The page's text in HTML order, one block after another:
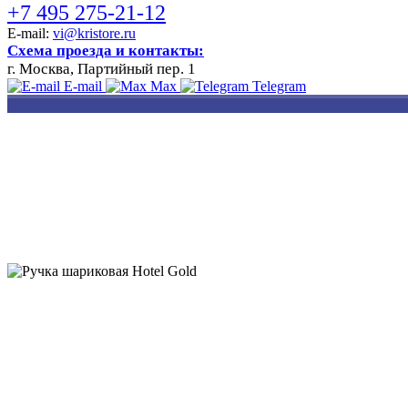
+7 495 275-21-12
E-mail: vi@kristore.ru
Схема проезда и контакты:
г. Москва, Партийный пер. 1
E-mail Max Telegram